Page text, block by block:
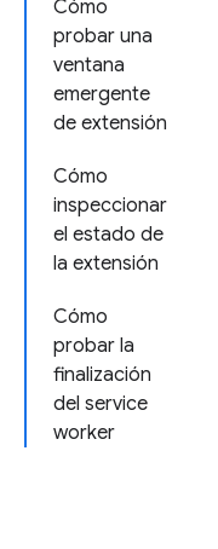
Cómo
probar una
ventana
emergente
de extensión
Cómo
inspeccionar
el estado de
la extensión
Cómo
probar la
finalización
del service
worker